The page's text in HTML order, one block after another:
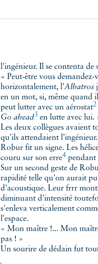
l'ingénieur. Il se contenta
« Peut-être vous
horizontalement, l'Albatros
en un mot, si, même quand
peut lutter avec un aérostat2
Go ahead3 en lutte avec lui.
Les deux collègues avaient
qu'ils attendaient l'ingénieur.
Robur fit un signe. Les
couru sur son erre4 pendant
Sur un second geste de
rapidité telle qu'on aurait pu
d'acoustique. Leur frrr
diminuant d'intensité
s'enleva verticalement
l'espace.
« Mon maître !... Mon
pas ! »
Un sourire de dédain fut